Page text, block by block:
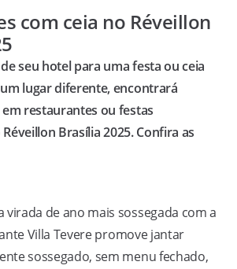
com ceia no Réveillon
seu hotel para uma festa ou ceia
lugar diferente, encontrará
restaurantes ou festas
Brasília 2025. Confira as
virada de ano mais sossegada com a
Villa Tevere promove jantar
sossegado, sem menu fechado,